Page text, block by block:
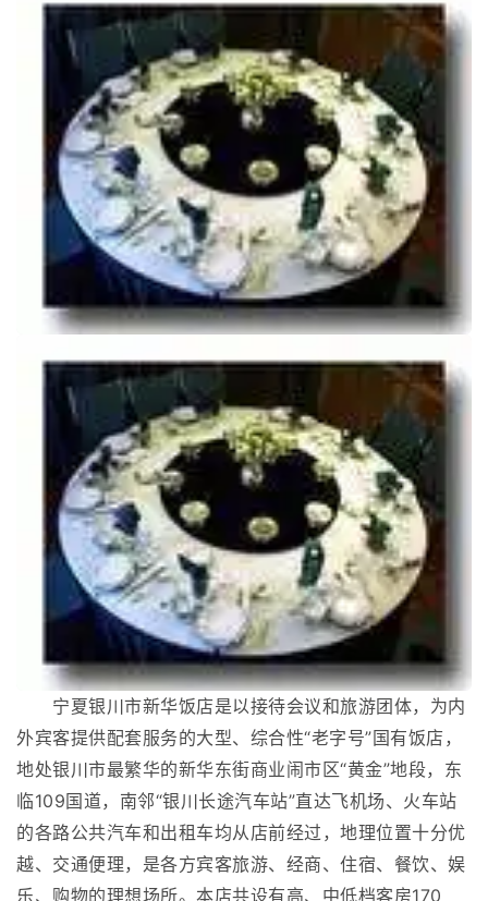
宁夏银川市新华饭店是以接待会议和旅游团体，为内
外宾客提供配套服务的大型、综合性“老字号”国有饭店，
地处银川市最繁华的新华东街商业闹市区“黄金”地段，东
临109国道，南邻“银川长途汽车站”直达飞机场、火车站
的各路公共汽车和出租车均从店前经过，地理位置十分优
越、交通便理，是各方宾客旅游、经商、住宿、餐饮、娱
乐、购物的理想场所。本店共设有高、中低档客房170